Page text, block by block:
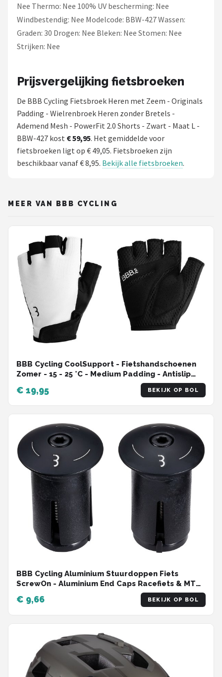
Nee Thermo: Nee 100% UV bescherming: Nee
Windbestendig: Nee Modelcode: BBW-427 Wassen:
Graden: 30 Drogen: Nee Bleken: Nee Stomen: Nee
Strijken: Nee
Prijsvergelijking fietsbroeken
De BBB Cycling Fietsbroek Heren met Zeem - Originals
Padding - Wielrenbroek Heren zonder Bretels -
Ademend Mesh - PowerFit 2.0 Shorts - Zwart - Maat L -
BBW-427 kost € 59,95. Het gemiddelde voor
fietsbroeken ligt op € 49,05. Fietsbroeken zijn
beschikbaar vanaf € 8,95. Bekijk alle fietsbroeken.
MEER VAN BBB CYCLING
BBB Cycling CoolSupport - Fietshandschoenen
Zomer - 15 - 25 °C - Medium Padding - Antislip
Handpalm - Unisex Wielrenhandschoenen - Wit
€ 19,95 BEKIJK OP BOL
BBB Cycling Aluminium Stuurdoppen Fiets
ScrewOn - Aluminium End Caps Racefiets & MTB
- Voor ⌀ 18 - 22mm Sturen - 2 stuks - Zwart -
BHT-97
€ 9,66 BEKIJK OP BOL